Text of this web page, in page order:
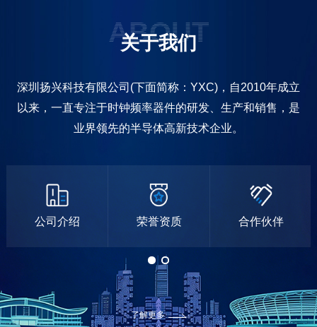
ABOUT
关于我们
深圳扬兴科技有限公司(下面简称：YXC)，自2010年成立
以来，一直专注于时钟频率器件的研发、生产和销售，是
业界领先的半导体高新技术企业。
公司介绍 荣誉资质 合作伙伴
了解更多